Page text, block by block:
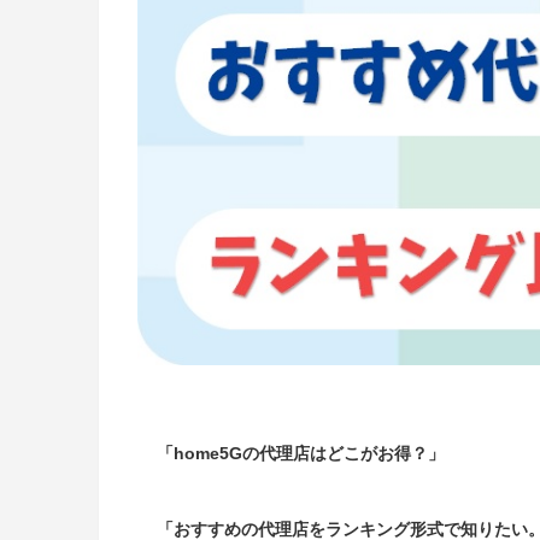
「home5Gの代理店はどこがお得？」
「おすすめの代理店をランキング形式で知りたい